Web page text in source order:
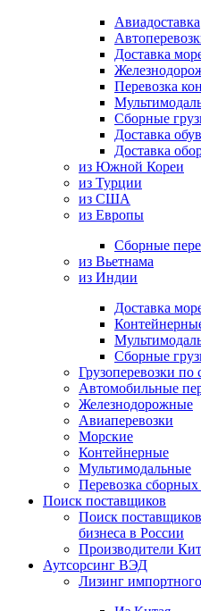
Авиадоставка
Доставка
Перевозка
Сборные
Доставка
Доставка
из Южной Кореи
из Турции
из США
из Европы
Сборные
из Вьетнама
из Индии
Доставка
Сборные
Грузоперевозки
Автомобильные
Железнодорожные
Авиаперевозки
Морские
Контейнерные
Мультимодальные
Перевозка сборных
Поиск поставщиков
Поиск
бизнеса в России
Производители
Аутсорсинг ВЭД
Лизинг